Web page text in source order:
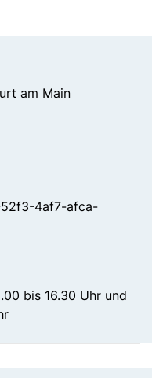
am Main
52f3-4af7-afca-
bis 16.30 Uhr und